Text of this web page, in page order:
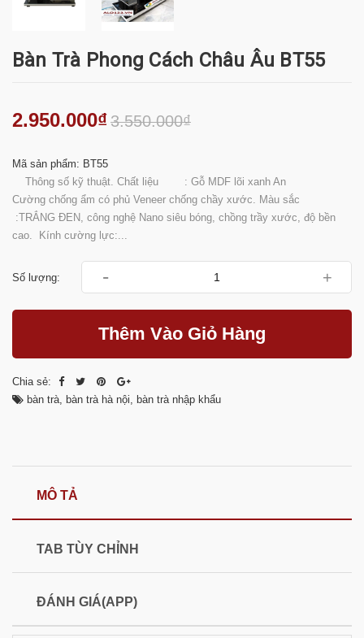
Bàn Trà Phong Cách Châu Âu BT55
2.950.000₫3.550.000₫
Mã sản phẩm: BT55
Thông số kỹ thuật. Chất liệu : Gỗ MDF lõi xanh An
Cường chống ẩm có phủ Veneer chống chầy xước. Màu sắc
:TRẮNG ĐEN, công nghệ Nano siêu bóng, chồng trầy xước, độ bền
cao. Kính cường lực:...
Số lượng: - +
Thêm Vào Giỏ Hàng
Chia sẻ:
bàn trà bàn trà hà nội bàn trà nhập khẩu
MÔ TẢ
TAB TÙY CHỈNH
ĐÁNH GIÁ(APP)